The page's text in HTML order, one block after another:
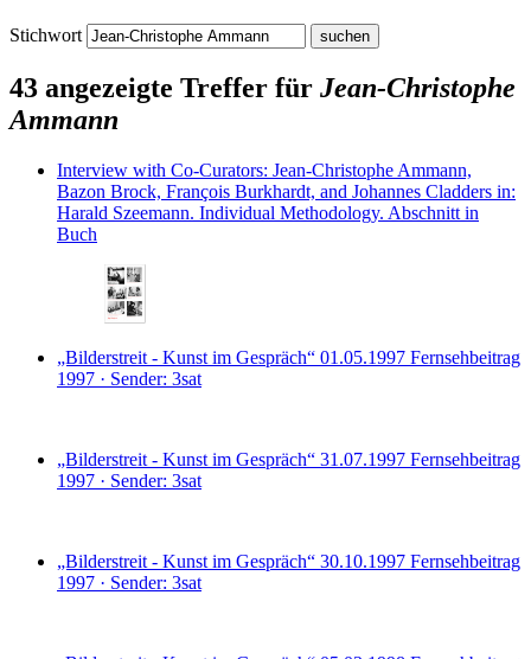
Stichwort
43 angezeigte Treffer für Jean-Christophe
Ammann
Interview with Co-Curators: Jean-Christophe Ammann,
Bazon Brock, François Burkhardt, and Johannes Cladders in:
Harald Szeemann. Individual Methodology. Abschnitt in
Buch
„Bilderstreit - Kunst im Gespräch“ 01.05.1997 Fernsehbeitrag
1997 · Sender: 3sat
„Bilderstreit - Kunst im Gespräch“ 31.07.1997 Fernsehbeitrag
1997 · Sender: 3sat
„Bilderstreit - Kunst im Gespräch“ 30.10.1997 Fernsehbeitrag
1997 · Sender: 3sat